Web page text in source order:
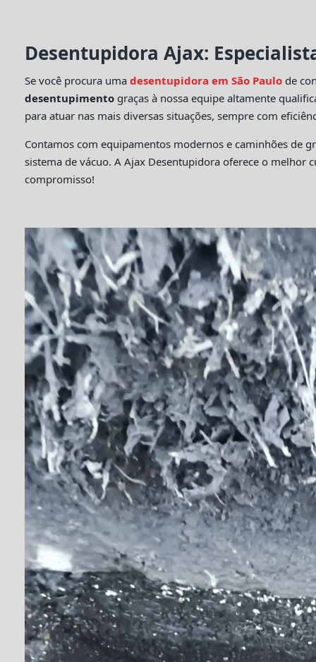
Desentupidora Ajax:
Se você procura uma desentupidora em São Paulo de
desentupimentograças à nossa equipe altamente
para atuar nas mais diversas situações, sempre com
Contamos com equipamentos modernos e caminhões de
sistema de vácuo. A Ajax Desentupidora oferece o melhor
compromisso!